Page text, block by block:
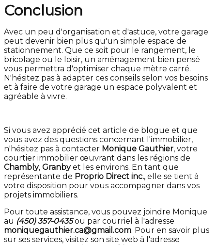
Conclusion
Avec un peu d'organisation et d'astuce, votre garage
peut devenir bien plus qu'un simple espace de
stationnement. Que ce soit pour le rangement, le
bricolage ou le loisir, un aménagement bien pensé
vous permettra d'optimiser chaque mètre carré.
N'hésitez pas à adapter ces conseils selon vos besoins
et à faire de votre garage un espace polyvalent et
agréable à vivre.
Si vous avez apprécié cet article de blogue et que
vous avez des questions concernant l'immobilier,
n'hésitez pas à contacter Monique Gauthier, votre
courtier immobilier œuvrant dans les régions de
Chambly, Granbyet les environs. En tant que
représentante de Proprio Direct inc., elle se tient à
votre disposition pour vous accompagner dans vos
projets immobiliers.
Pour toute assistance, vous pouvez joindre Monique
au (450) 357-0435ou par courriel à l'adresse
moniquegauthier.ca@gmail.com. Pour en savoir plus
sur ses services, visitez son site web à l'adresse